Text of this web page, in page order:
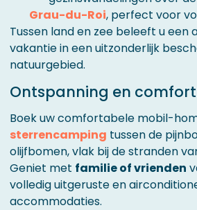
Grau-du-Roi, perfect voor
Tussen land en zee beleeft u een
vakantie in een uitzonderlijk
natuurgebied.
Ontspanning en
Boek uw comfortabele mobil-
sterrencamping tussen de
olijfbomen, vlak bij de stranden
Geniet met familie of vrienden
volledig uitgeruste en
accommodaties.